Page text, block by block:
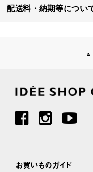
配送料・納期等につい
お買いものガイド